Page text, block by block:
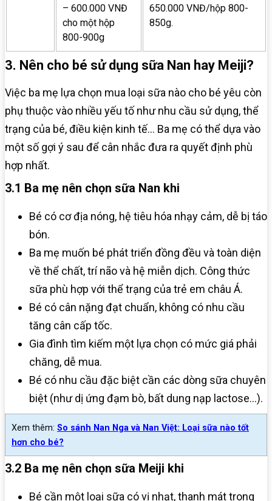
– 600.000 VNĐ
cho một hộp
800-900g
650.000 VNĐ/hộp 800-
850g.
3. Nên cho bé sử dụng sữa Nan hay Meiji?
Việc ba mẹ lựa chọn mua loại sữa nào cho bé yêu còn
phụ thuộc vào nhiều yếu tố như nhu cầu sử dụng, thể
trạng của bé, điều kiện kinh tế… Ba mẹ có thể dựa vào
một số gợi ý sau để cân nhắc đưa ra quyết định phù
hợp nhất.
3.1 Ba mẹ nên chọn sữa Nan khi
Bé có cơ địa nóng, hệ tiêu hóa nhạy cảm, dễ bị táo
bón.
Ba mẹ muốn bé phát triển đồng đều và toàn diện
về thể chất, trí não và hệ miễn dịch. Công thức
sữa phù hợp với thể trạng của trẻ em châu Á.
Bé có cân nặng đạt chuẩn, không có nhu cầu
tăng cân cấp tốc.
Gia đình tìm kiếm một lựa chọn có mức giá phải
chăng, dễ mua.
Bé có nhu cầu đặc biệt cần các dòng sữa chuyên
biệt (như dị ứng đạm bò, bất dung nạp lactose…).
Xem thêm: So sánh Nan Nga và Nan Việt: Loại sữa nào tốt
hơn cho bé?
3.2 Ba mẹ nên chọn sữa Meiji khi
Bé cần một loại sữa có vị nhạt, thanh mát trong